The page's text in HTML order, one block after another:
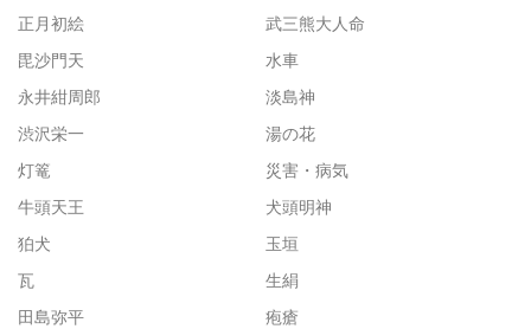
正月初絵
武三熊大人命
毘沙門天
水車
永井紺周郎
淡島神
渋沢栄一
湯の花
灯篭
災害・病気
牛頭天王
犬頭明神
狛犬
玉垣
瓦
生絹
田島弥平
疱瘡